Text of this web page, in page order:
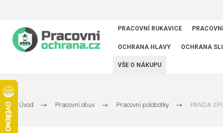
PRACOVNÍ RUKAVICE
OCHRANA HLAVY OCHRANA
VŠE O NÁKUPU
Úvod Pracovní obuv Pracovní polobotky PANDA